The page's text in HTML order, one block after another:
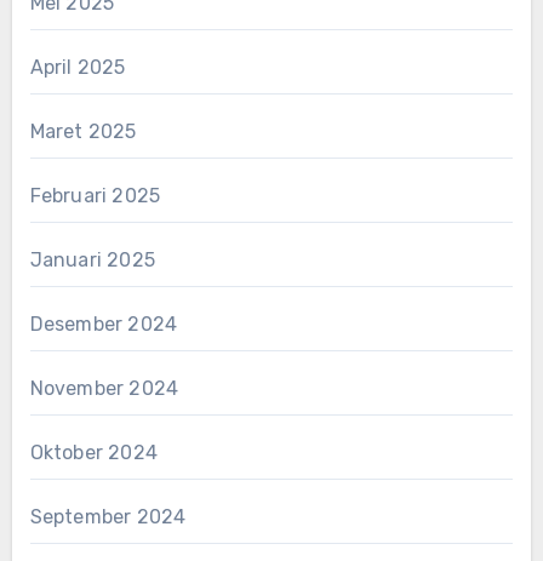
April 2025
Maret 2025
Februari 2025
Januari 2025
Desember 2024
November 2024
Oktober 2024
September 2024